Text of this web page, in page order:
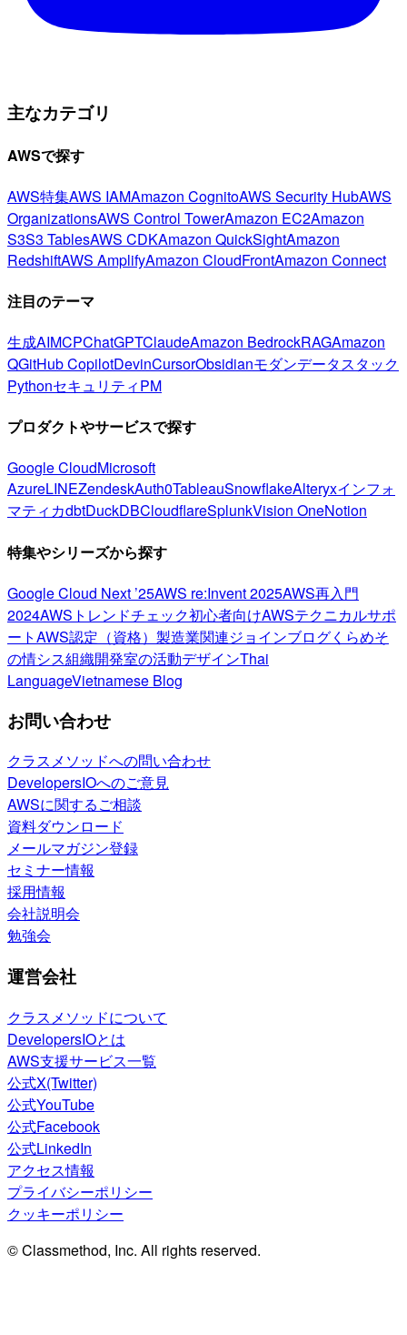
主なカテゴリ
AWSで探す
AWS特集AWS IAMAmazon CognitoAWS Security HubAWS
OrganizationsAWS Control TowerAmazon EC2Amazon
S3S3 TablesAWS CDKAmazon QuickSightAmazon
RedshiftAWS AmplifyAmazon CloudFrontAmazon Connect
注目のテーマ
生成AIMCPChatGPTClaudeAmazon BedrockRAGAmazon
QGitHub CopilotDevinCursorObsidianモダンデータスタック
PythonセキュリティPM
プロダクトやサービスで探す
Google CloudMicrosoft
AzureLINEZendeskAuth0TableauSnowflakeAlteryxインフォ
マティカdbtDuckDBCloudflareSplunkVision OneNotion
特集やシリーズから探す
Google Cloud Next ’25AWS re:Invent 2025AWS再入門
2024AWSトレンドチェック初心者向けAWSテクニカルサポ
ートAWS認定（資格） 製造業関連ジョインブログくらめそ
の情シス組織開発室の活動デザインThai
LanguageVietnamese Blog
お問い合わせ
クラスメソッドへの問い合わせ
DevelopersIOへのご意見
AWSに関するご相談
資料ダウンロード
メールマガジン登録
セミナー情報
採用情報
会社説明会
勉強会
運営会社
クラスメソッドについて
DevelopersIOとは
AWS支援サービス一覧
公式X(Twitter)
公式YouTube
公式Facebook
公式LinkedIn
アクセス情報
プライバシーポリシー
クッキーポリシー
© Classmethod, Inc. All rights reserved.